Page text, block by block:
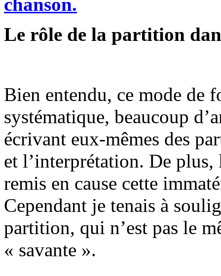
Le rôle de la partition
Bien entendu, ce mode de
systématique, beaucoup
écrivant eux-mêmes des
et l’interprétation. De plus,
remis en cause cette
Cependant je tenais à
partition, qui n’est pas le
« savante ».